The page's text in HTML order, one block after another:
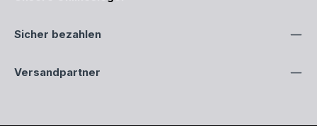
Sicher bezahlen
Versandpartner